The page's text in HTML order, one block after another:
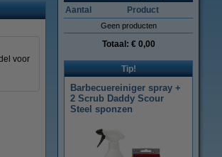
voor
Aantal Product
Geen producten
Totaal: € 0,00
Tip!
Barbecuereiniger spray +
2 Scrub Daddy Scour
Steel sponzen